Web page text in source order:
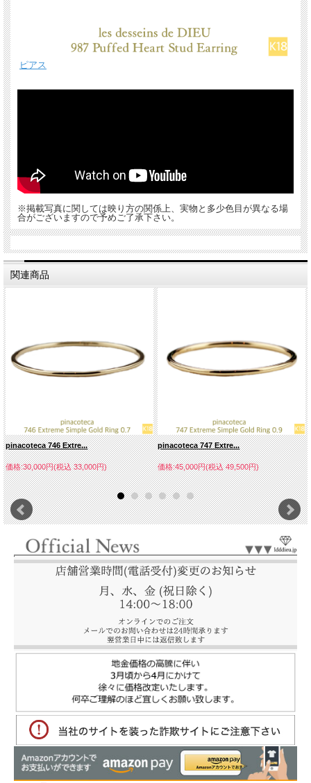
ピアス
※掲載写真に関しては映り方の関係上、実物と多少色目が異なる場
合がございますので予めご了承下さい。
関連商品
pinacoteca 746 Extre...
価格:30,000円(税込 33,000円)
pinacoteca 747 Extre...
価格:45,000円(税込 49,500円)